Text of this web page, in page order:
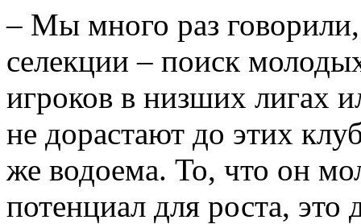
– Мы много раз
селекции – поиск
игроков в низших лигах
не дорастают до этих
же водоема. То, что он
потенциал для роста, это